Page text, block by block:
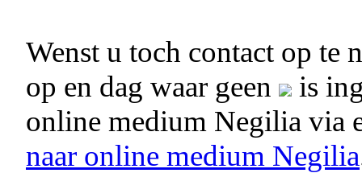
Wenst u toch contact op te
op en dag waar geen
is
online medium Negilia via
naar online medium Negilia